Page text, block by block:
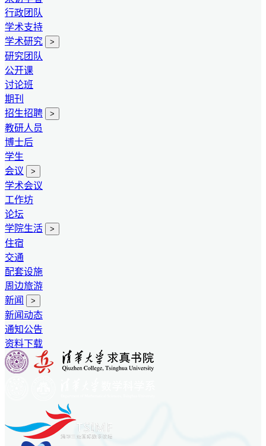
行政团队
学术支持
学术研究
>
研究团队
公开课
讨论班
期刊
招生招聘
>
教研人员
博士后
学生
会议
>
学术会议
工作坊
论坛
学院生活
>
住宿
交通
配套设施
周边旅游
新闻
>
新闻动态
通知公告
资料下载